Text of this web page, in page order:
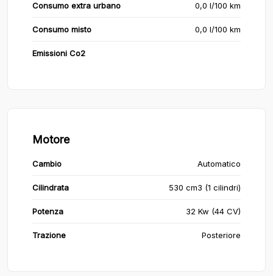
Consumo extra urbano 0,0 l/100 km
Consumo misto 0,0 l/100 km
Emissioni Co2
Motore
Cambio Automatico
Cilindrata 530 cm3 (1 cilindri)
Potenza 32 Kw (44 CV)
Trazione Posteriore